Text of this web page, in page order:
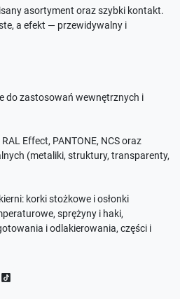
asortyment oraz szybki kontakt.
a efekt — przewidywalny i
do zastosowań wewnętrznych i
Effect, PANTONE, NCS oraz
(metaliki, struktury, transparenty,
korki stożkowe i osłonki
sprężyny i haki,
i odlakierowania, części i